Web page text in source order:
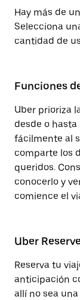
Hay más de
Selecciona
cantidad de
Funciones
Uber prioriza
desde o hasta
fácilmente al
comparte los
queridos.
conocerlo y
comience el
Uber Reserve
Reserva tu
anticipación
allí no sea